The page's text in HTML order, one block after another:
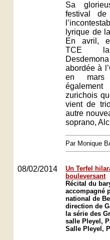
Sa
festival de
lyrique de
En avril,
TCE la
abordée à
en mars
zurichois
vient de
autre
soprano,
Par Monique
08/02/2014
Un Terfel
bouleversant
Récital du
accompagné
national de
direction de
la série des
salle Pleyel,
Salle Pleyel,